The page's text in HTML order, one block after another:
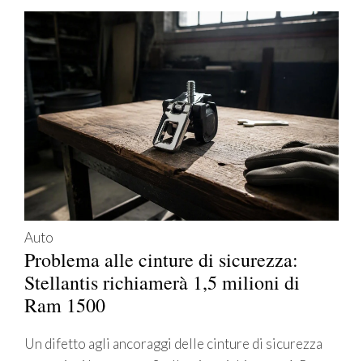
Auto
Problema alle cinture di sicurezza:
Stellantis richiamerà 1,5 milioni di
Ram 1500
Un difetto agli ancoraggi delle cinture di sicurezza